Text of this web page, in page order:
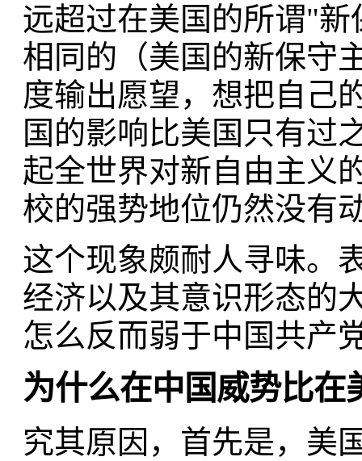
远超过在美国的所谓"
相同的（美国的新保守
度输出愿望，想把自己
国的影响比美国只有过
起全世界对新自由主义
校的强势地位仍然没有
这个现象颇耐人寻味。
经济以及其意识形态的
怎么反而弱于中国共产
为什么在中国威势比在
究其原因，首先是，美